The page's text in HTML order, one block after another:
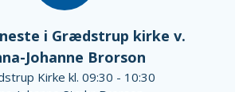
i Grædstrup kirke v.
Johanne Brorson
Kirke kl. 09:30 - 10:30